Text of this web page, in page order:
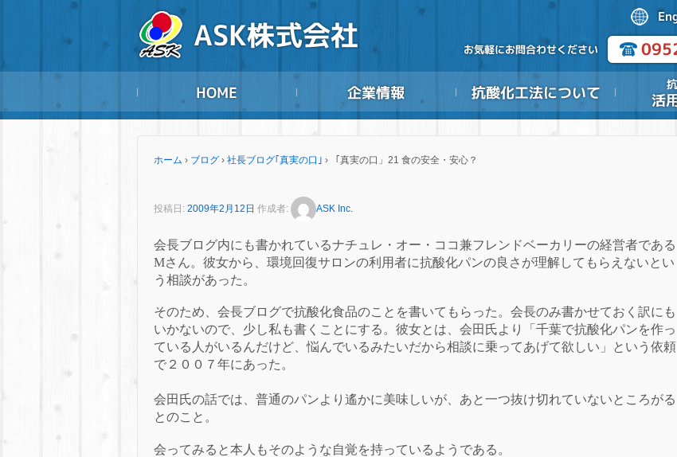
ホーム › ブログ › 社長ブログ｢真実の口｣ › 「真実の口」21 食の安全・安心？
投稿日: 2009年2月12日 作成者: ASK Inc.
会長ブログ内にも書かれているナチュレ・オー・ココ兼フレンドベーカリーの経営者である
Mさん。 彼女から、環境回復サロンの利用者に抗酸化パンの良さが理解してもらえないとい
う相談があった。
そのため、会長ブログで抗酸化食品のことを書いてもらった。 会長のみ書かせておく訳にも
いかないので、少し私も書くことにする。 彼女とは、会田氏より「千葉で抗酸化パンを作っ
ている人がいるんだけど、悩んでいるみたいだから相談に乗ってあげて欲しい」という依頼
で２００７年にあった。
会田氏の話では、普通のパンより遙かに美味しいが、あと一つ抜け切れていないところがる
とのこと。
会ってみると本人もそのような自覚を持っているようである。